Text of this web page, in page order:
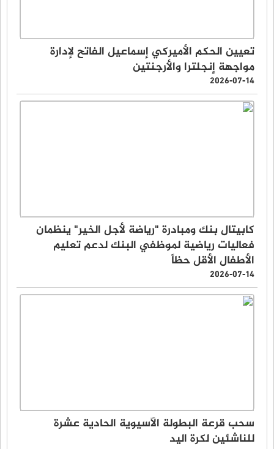
تعيين الحكم الأميركي إسماعيل الفاتح لإدارة
مواجهة إنجلترا والأرجنتين
2026-07-14
كابيتال بنك ومبادرة "رياضة لأجل الخير" ينظمان
فعاليات رياضية لموظفي البنك لدعم تعليم
الأطفال الأقل حظاً
2026-07-14
سحب قرعة البطولة الآسيوية الحادية عشرة
للناشئين لكرة اليد